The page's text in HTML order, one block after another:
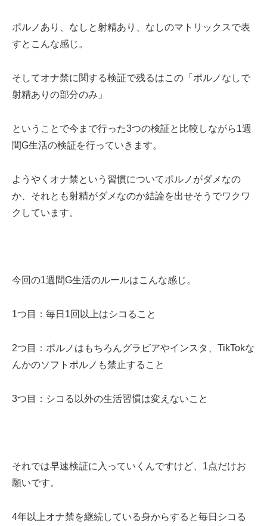
ポルノあり、なしと射精あり、なしのマトリックスで表
すとこんな感じ。
そしてオナ禁に関する検証で残るはこの「ポルノなしで
射精ありの部分のみ」
ということで今まで行った3つの検証と比較しながら1週
間G生活の検証を行っていきます。
ようやくオナ禁という習慣についてポルノがダメなの
か、それとも射精がダメなのか結論を出せそうでワクワ
クしています。
今回の1週間G生活のルールはこんな感じ。
1つ目：毎日1回以上はシコること
2つ目：ポルノはもちろんグラビアやインスタ、TikTokな
んかのソフトポルノも禁止すること
3つ目：シコる以外の生活習慣は変えないこと
それでは早速検証に入っていくんですけど、1点だけお
願いです。
4年以上オナ禁を継続している身からすると毎日シコる